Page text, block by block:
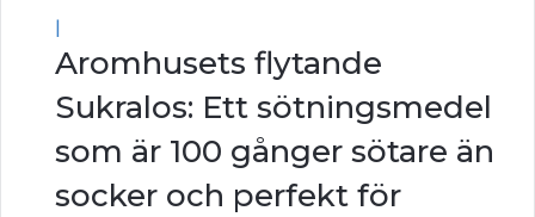
|
Aromhusets flytande
Sukralos: Ett sötningsmedel
som är 100 gånger sötare än
socker och perfekt för